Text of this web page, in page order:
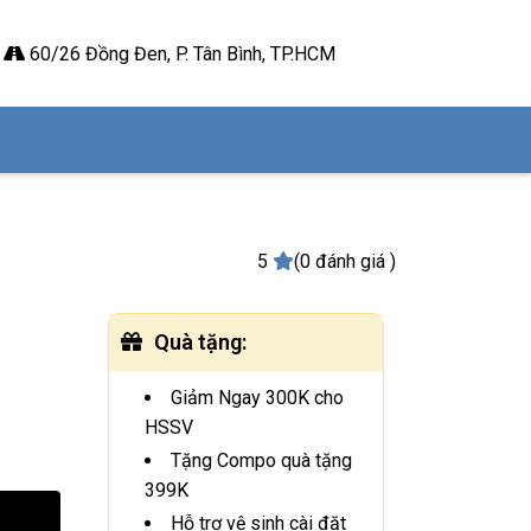
60/26 Đồng Đen, P. Tân Bình, TP.HCM
5 (0 đánh giá )
Quà tặng:
Giảm Ngay 300K cho
HSSV
Tặng Compo quà tặng
399K
Hỗ trợ vệ sinh cài đặt